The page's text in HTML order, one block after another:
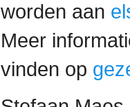
worden aan
Meer
vinden op